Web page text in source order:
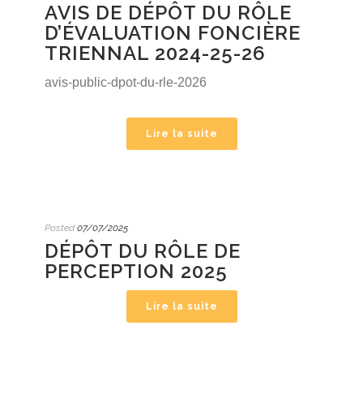
AVIS DE DÉPÔT DU RÔLE
D’ÉVALUATION FONCIÈRE
TRIENNAL 2024-25-26
avis-public-dpot-du-rle-2026
Lire la suite
Posted 07/07/2025
DÉPÔT DU RÔLE DE
PERCEPTION 2025
Lire la suite